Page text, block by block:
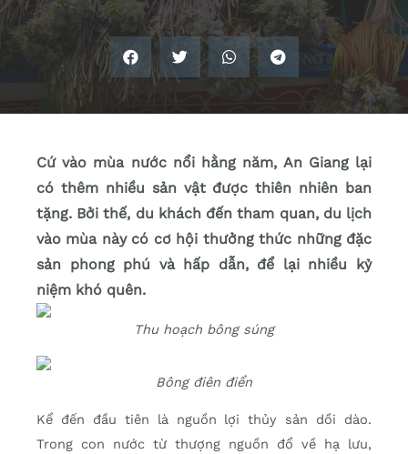
Cứ vào mùa nước nổi hằng năm, An Giang lại
có thêm nhiều sản vật được thiên nhiên ban
tặng. Bởi thế, du khách đến tham quan, du lịch
vào mùa này có cơ hội thưởng thức những đặc
sản phong phú và hấp dẫn, để lại nhiều kỷ
niệm khó quên.
Thu hoạch bông súng
Bông điên điển
Kể đến đầu tiên là nguồn lợi thủy sản dồi dào.
Trong con nước từ thượng nguồn đổ về hạ lưu,